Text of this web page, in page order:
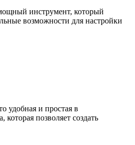
инструмент, который
возможности для настройки
удобная и простая в
позволяет создать